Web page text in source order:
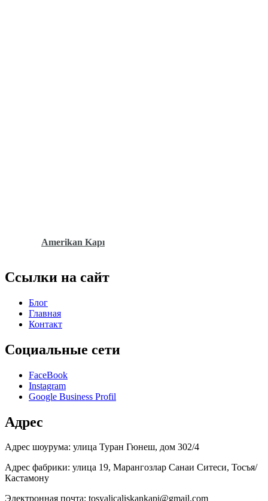
Amerikan Kapı
Ссылки на сайт
Блог
Главная
Контакт
Социальные сети
FaceBook
Instagram
Google Business Profil
Адрес
Адрес шоурума: улица Туран Гюнеш, дом 302/4
Адрес фабрики: улица 19, Марангозлар Санаи Ситеси, Тосъя/
Кастамону
Электронная почта: tosyalicaliskankapi@gmail.com